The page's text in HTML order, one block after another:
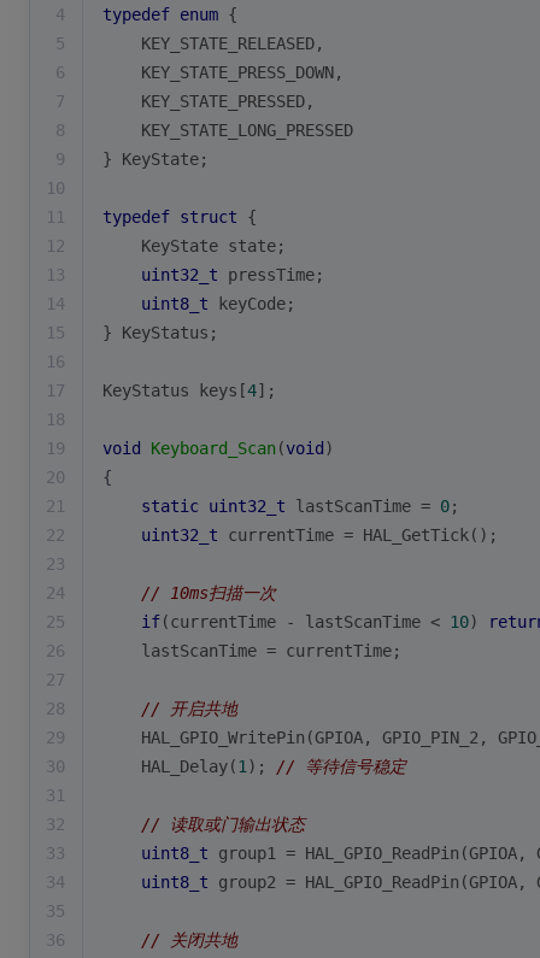
4
typedef enum {
5
    KEY_STATE_RELEASED,
6
    KEY_STATE_PRESS_DOWN,
7
    KEY_STATE_PRESSED,
8
    KEY_STATE_LONG_PRESSED
9
} KeyState;
10
11
typedef struct {
12
    KeyState state;
13
uint32_t pressTime;
14
uint8_t keyCode;
15
} KeyStatus;
16
17
KeyStatus keys[4];
18
19
void Keyboard_Scan(void )
20
{
21
static uint32_t lastScanTime = 0;
22
uint32_t currentTime = HAL_GetTick();
23
24
// 10ms扫描一次
25
if(currentTime - lastScanTime < 10)
26
    lastScanTime = currentTime;
27
28
// 开启共地
29
HAL_GPIO_WritePin(GPIOA, GPIO_PIN_2,
30
    HAL_Delay(
1 ); // 等待信号稳定
31
32
// 读取或门输出状态
33
uint8_t group1 = HAL_GPIO_ReadPin(GPIOA,
34
uint8_t group2 = HAL_GPIO_ReadPin(GPIOA,
35
36
// 关闭共地